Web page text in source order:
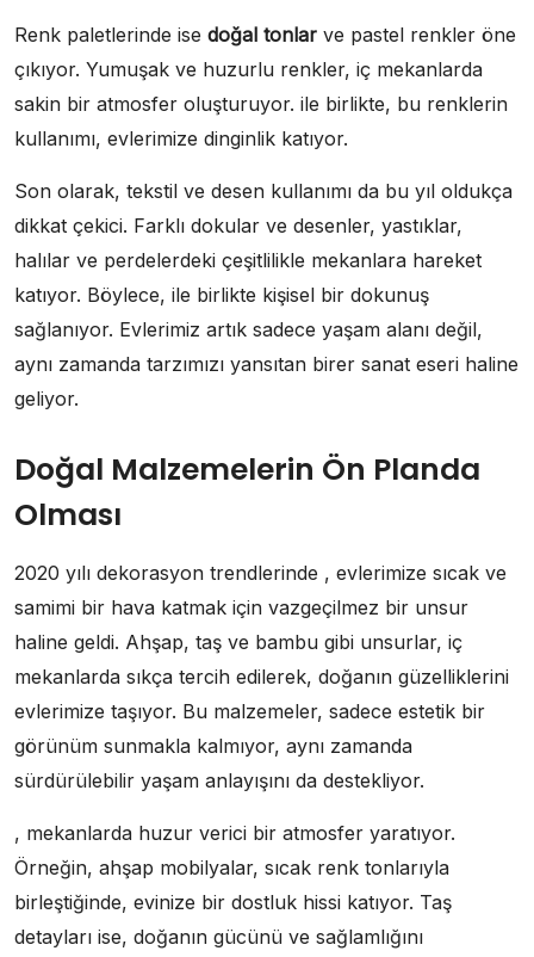
Renk paletlerinde ise doğal tonlar ve pastel renkler öne
çıkıyor. Yumuşak ve huzurlu renkler, iç mekanlarda
sakin bir atmosfer oluşturuyor. ile birlikte, bu renklerin
kullanımı, evlerimize dinginlik katıyor.
Son olarak, tekstil ve desen kullanımı da bu yıl oldukça
dikkat çekici. Farklı dokular ve desenler, yastıklar,
halılar ve perdelerdeki çeşitlilikle mekanlara hareket
katıyor. Böylece, ile birlikte kişisel bir dokunuş
sağlanıyor. Evlerimiz artık sadece yaşam alanı değil,
aynı zamanda tarzımızı yansıtan birer sanat eseri haline
geliyor.
Doğal Malzemelerin Ön Planda
Olması
2020 yılı dekorasyon trendlerinde , evlerimize sıcak ve
samimi bir hava katmak için vazgeçilmez bir unsur
haline geldi. Ahşap, taş ve bambu gibi unsurlar, iç
mekanlarda sıkça tercih edilerek, doğanın güzelliklerini
evlerimize taşıyor. Bu malzemeler, sadece estetik bir
görünüm sunmakla kalmıyor, aynı zamanda
sürdürülebilir yaşam anlayışını da destekliyor.
, mekanlarda huzur verici bir atmosfer yaratıyor.
Örneğin, ahşap mobilyalar, sıcak renk tonlarıyla
birleştiğinde, evinize bir dostluk hissi katıyor. Taş
detayları ise, doğanın gücünü ve sağlamlığını